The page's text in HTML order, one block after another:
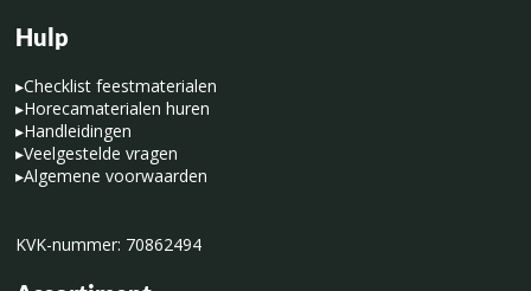
Hulp
▸Checklist feestmaterialen
▸Horecamaterialen huren
▸Handleidingen
▸Veelgestelde vragen
▸Algemene voorwaarden
KVK-nummer: 70862494